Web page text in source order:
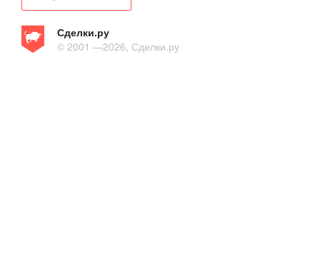
Сделки.ру
© 2001 —2026, Сделки.ру